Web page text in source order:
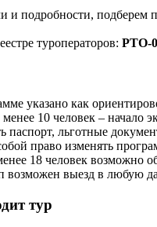
и подробности, подберем
туроператоров:
указано как
10 человек – начало
паспорт, льготные
право изменять
18 человек возможно
выезд в любую
тур